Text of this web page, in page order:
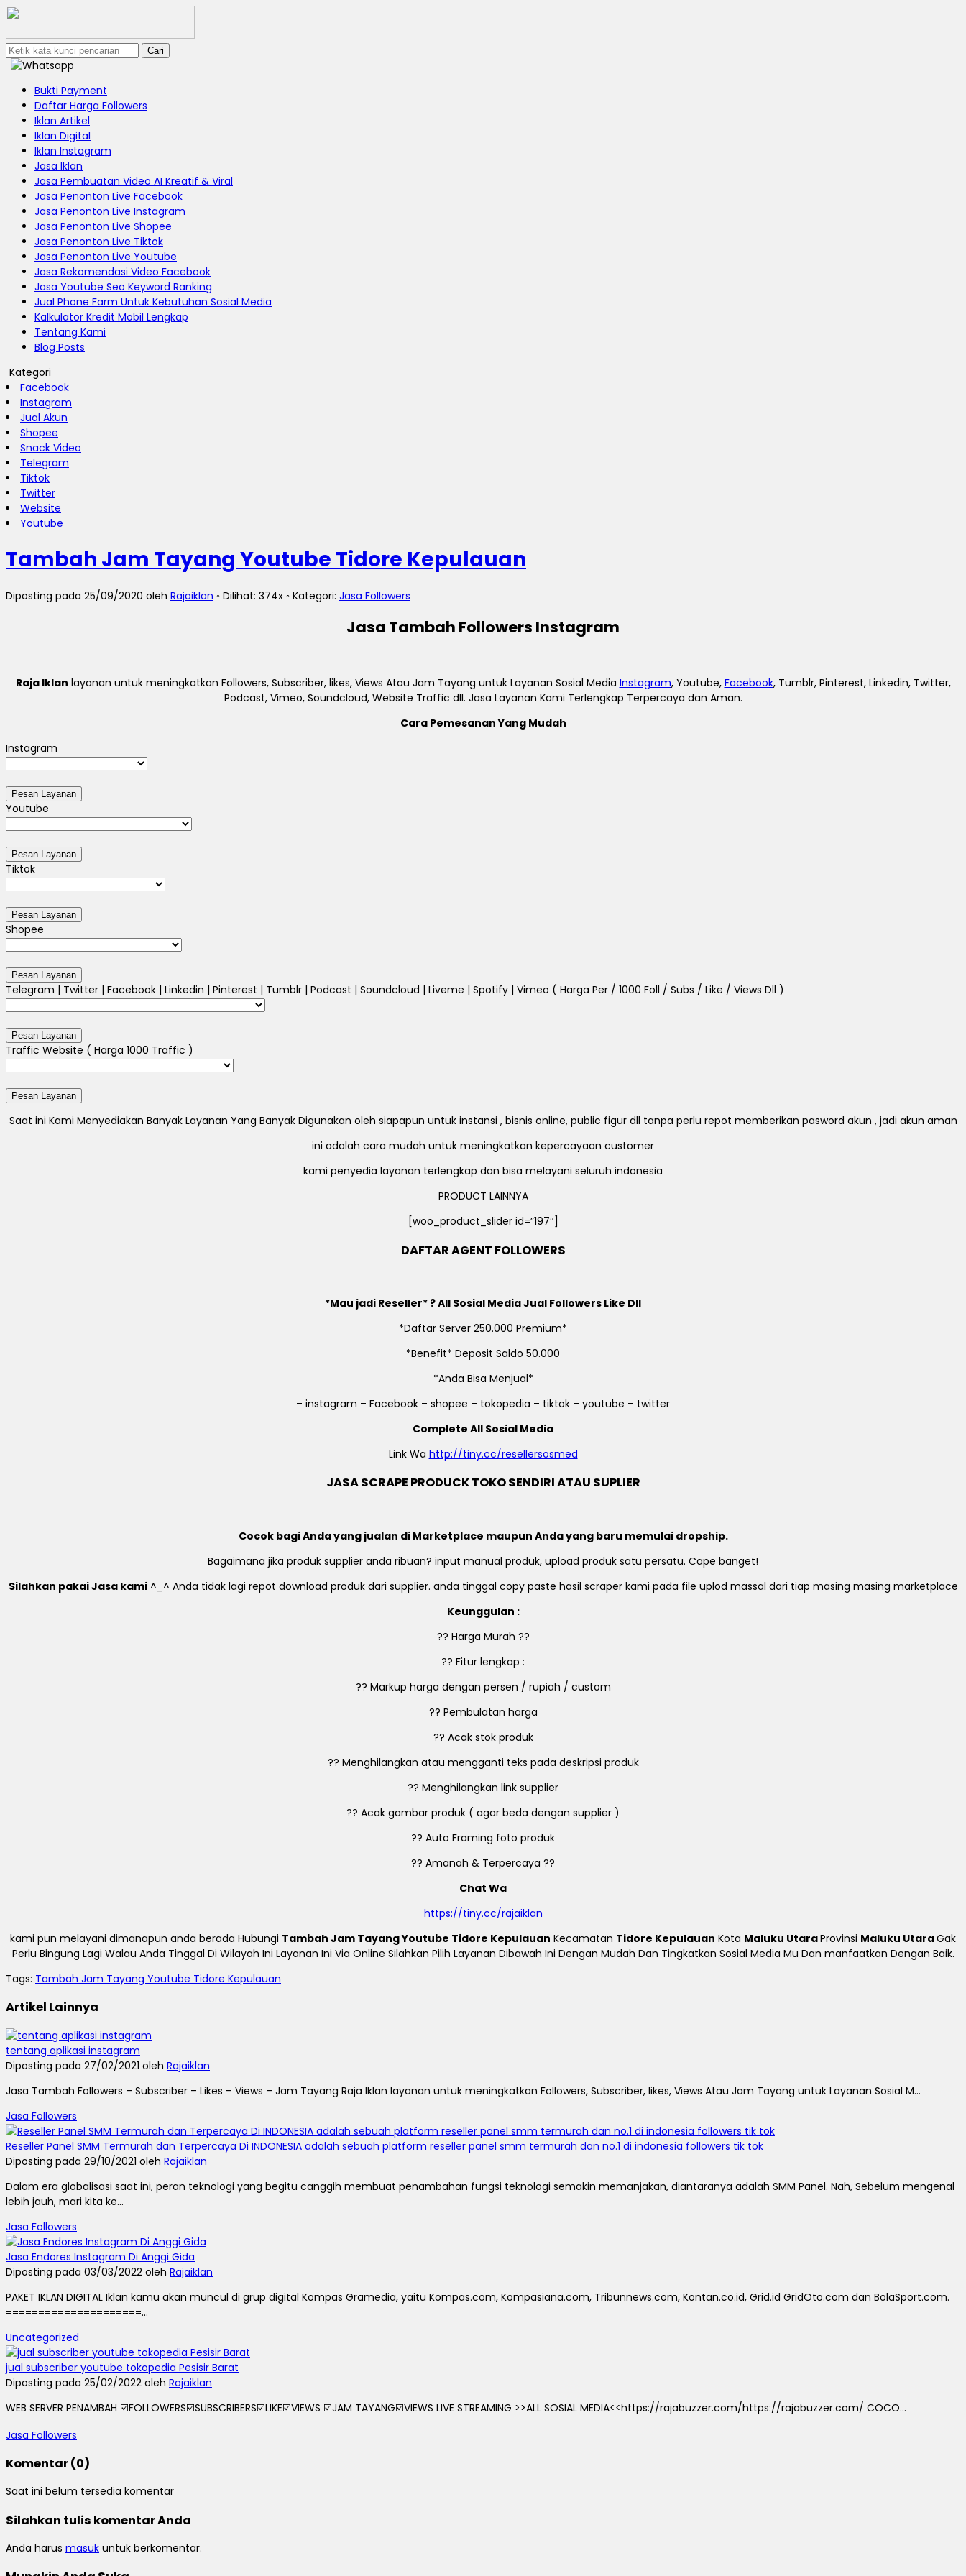
Cari
Bukti Payment
Daftar Harga Followers
Iklan Artikel
Iklan Digital
Iklan Instagram
Jasa Iklan
Jasa Pembuatan Video AI Kreatif & Viral
Jasa Penonton Live Facebook
Jasa Penonton Live Instagram
Jasa Penonton Live Shopee
Jasa Penonton Live Tiktok
Jasa Penonton Live Youtube
Jasa Rekomendasi Video Facebook
Jasa Youtube Seo Keyword Ranking
Jual Phone Farm Untuk Kebutuhan Sosial Media
Kalkulator Kredit Mobil Lengkap
Tentang Kami
Blog Posts
Kategori
Facebook
Instagram
Jual Akun
Shopee
Snack Video
Telegram
Tiktok
Twitter
Website
Youtube
Tambah Jam Tayang Youtube Tidore Kepulauan
Diposting pada 25/09/2020 oleh Rajaiklan ◦ Dilihat: 374x ◦ Kategori: Jasa Followers
Jasa Tambah Followers Instagram
Raja Iklan layanan untuk meningkatkan Followers, Subscriber, likes, Views Atau Jam Tayang untuk Layanan Sosial Media Instagram, Youtube, Facebook, Tumblr, Pinterest, Linkedin, Twitter,
Podcast, Vimeo, Soundcloud, Website Traffic dll. Jasa Layanan Kami Terlengkap Terpercaya dan Aman.
Cara Pemesanan Yang Mudah
Instagram
Youtube
Tiktok
Shopee
Telegram | Twitter | Facebook | Linkedin | Pinterest | Tumblr | Podcast | Soundcloud | Liveme | Spotify | Vimeo ( Harga Per / 1000 Foll / Subs / Like / Views Dll )
Traffic Website ( Harga 1000 Traffic )
Saat ini Kami Menyediakan Banyak Layanan Yang Banyak Digunakan oleh siapapun untuk instansi , bisnis online, public figur dll tanpa perlu repot memberikan pasword akun , jadi akun aman
ini adalah cara mudah untuk meningkatkan kepercayaan customer
kami penyedia layanan terlengkap dan bisa melayani seluruh indonesia
PRODUCT LAINNYA
[woo_product_slider id=”197″]
DAFTAR AGENT FOLLOWERS
*Mau jadi Reseller* ? All Sosial Media Jual Followers Like Dll
*Daftar Server 250.000 Premium*
*Benefit* Deposit Saldo 50.000
*Anda Bisa Menjual*
– instagram – Facebook – shopee – tokopedia – tiktok – youtube – twitter
Complete All Sosial Media
Link Wa http://tiny.cc/resellersosmed
JASA SCRAPE PRODUCK TOKO SENDIRI ATAU SUPLIER
Cocok bagi Anda yang jualan di Marketplace maupun Anda yang baru memulai dropship.
Bagaimana jika produk supplier anda ribuan? input manual produk, upload produk satu persatu. Cape banget!
Silahkan pakai Jasa kami^_^ Anda tidak lagi repot download produk dari supplier. anda tinggal copy paste hasil scraper kami pada file uplod massal dari tiap masing masing marketplace
Keunggulan :
?? Harga Murah ??
?? Fitur lengkap :
?? Markup harga dengan persen / rupiah / custom
?? Pembulatan harga
?? Acak stok produk
?? Menghilangkan atau mengganti teks pada deskripsi produk
?? Menghilangkan link supplier
?? Acak gambar produk ( agar beda dengan supplier )
?? Auto Framing foto produk
?? Amanah & Terpercaya ??
Chat Wa
https://tiny.cc/rajaiklan
kami pun melayani dimanapun anda berada Hubungi Tambah Jam Tayang Youtube Tidore Kepulauan Kecamatan Tidore Kepulauan Kota Maluku UtaraProvinsi Maluku UtaraGak
Perlu Bingung Lagi Walau Anda Tinggal Di Wilayah Ini Layanan Ini Via Online Silahkan Pilih Layanan Dibawah Ini Dengan Mudah Dan Tingkatkan Sosial Media Mu Dan manfaatkan Dengan Baik.
Tags: Tambah Jam Tayang Youtube Tidore Kepulauan
Artikel Lainnya
tentang aplikasi instagram
Diposting pada 27/02/2021 oleh Rajaiklan
Jasa Tambah Followers – Subscriber – Likes – Views – Jam Tayang Raja Iklan layanan untuk meningkatkan Followers, Subscriber, likes, Views Atau Jam Tayang untuk Layanan Sosial M...
Jasa Followers
Reseller Panel SMM Termurah dan Terpercaya Di INDONESIA adalah sebuah platform reseller panel smm termurah dan no.1 di indonesia followers tik tok
Diposting pada 29/10/2021 oleh Rajaiklan
Dalam era globalisasi saat ini, peran teknologi yang begitu canggih membuat penambahan fungsi teknologi semakin memanjakan, diantaranya adalah SMM Panel. Nah, Sebelum mengenal
lebih jauh, mari kita ke...
Jasa Followers
Jasa Endores Instagram Di Anggi Gida
Diposting pada 03/03/2022 oleh Rajaiklan
PAKET IKLAN DIGITAL Iklan kamu akan muncul di grup digital Kompas Gramedia, yaitu Kompas.com, Kompasiana.com, Tribunnews.com, Kontan.co.id, Grid.id GridOto.com dan BolaSport.com.
=====================...
Uncategorized
jual subscriber youtube tokopedia Pesisir Barat
Diposting pada 25/02/2022 oleh Rajaiklan
WEB SERVER PENAMBAH ☑️FOLLOWERS☑️SUBSCRIBERS☑️LIKE☑️VIEWS ☑️JAM TAYANG☑️VIEWS LIVE STREAMING >>ALL SOSIAL MEDIA<<https://rajabuzzer.com/https://rajabuzzer.com/ COCO...
Jasa Followers
Komentar (0)
Saat ini belum tersedia komentar
Silahkan tulis komentar Anda
Anda harus masuk untuk berkomentar.